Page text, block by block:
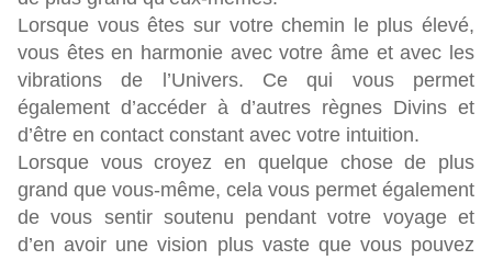
Lorsque vous êtes sur votre chemin le plus élevé,
vous êtes en harmonie avec votre âme et avec les
vibrations de l’Univers. Ce qui vous permet
également d’accéder à d’autres règnes Divins et
d’être en contact constant avec votre intuition.
Lorsque vous croyez en quelque chose de plus
grand que vous-même, cela vous permet également
de vous sentir soutenu pendant votre voyage et
d’en avoir une vision plus vaste que vous pouvez